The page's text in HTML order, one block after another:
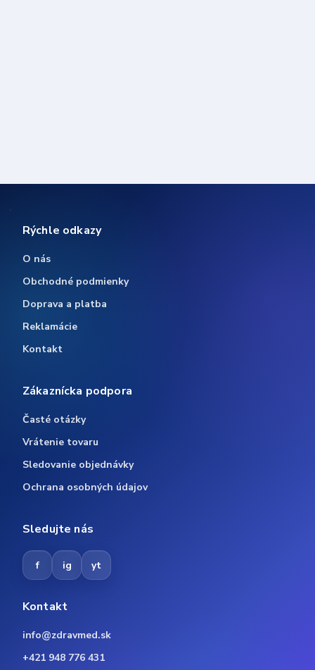
Rýchle odkazy
O nás
Obchodné podmienky
Doprava a platba
Reklamácie
Kontakt
Zákaznícka podpora
Časté otázky
Vrátenie tovaru
Sledovanie objednávky
Ochrana osobných údajov
Sledujte nás
f ig yt
Kontakt
info@zdravmed.sk
+421 948 776 431